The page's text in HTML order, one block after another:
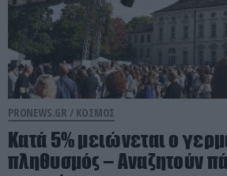
PRONEWS.GR / ΚΟΣΜΟΣ
Κατά 5% μειώνεται ο
πληθυσμός – Αναζητούν